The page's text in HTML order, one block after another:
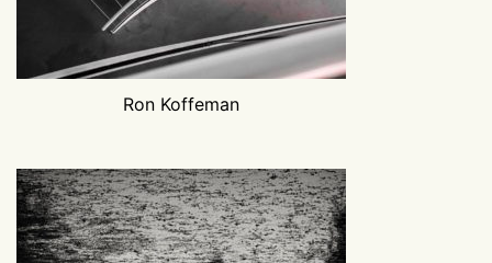
Ron Koffeman